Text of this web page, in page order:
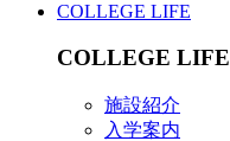
COLLEGE LIFE
COLLEGE LIFE
施設紹介
入学案内